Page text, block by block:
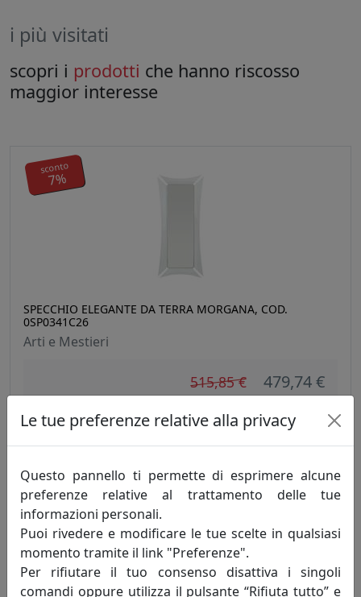
i più visitati
scopri i prodotti che hanno riscosso
maggior interesse
SPECCHIO ELEGANTE DA TERRA MORGANA, COD.
0SP0341C26
Arti e Mestieri
515,85 € 479,74 €
sconto
7%
Le tue preferenze relative alla privacy
Questo pannello ti permette di esprimere alcune
preferenze relative al trattamento delle tue
informazioni personali.
Puoi rivedere e modificare le tue scelte in qualsiasi
momento tramite il link "Preferenze".
Per rifiutare il tuo consenso disattiva i singoli
comandi oppure utilizza il pulsante “Rifiuta tutto” e